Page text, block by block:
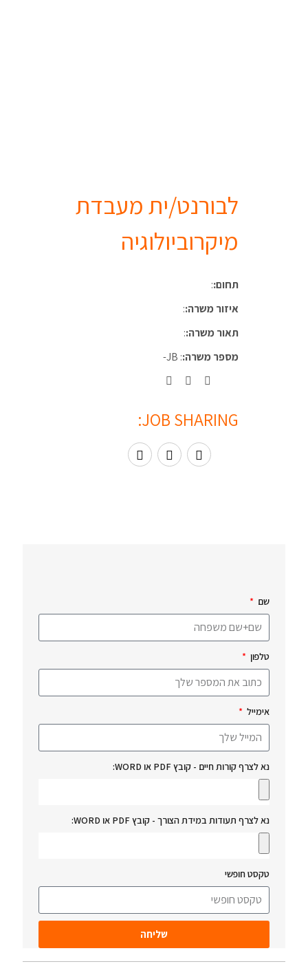
לבורנט/ית מעבדת
מיקרוביולוגיה
תחום::
איזור משרה::
תאור משרה::
מספר משרה:: JB-
JOB SHARING:
שם
טלפון
אימייל
נא לצרף קורות חיים - קובץ PDF או WORD:
נא לצרף תעודות במידת הצורך - קובץ PDF או WORD:
טקסט חופשי
שליחה